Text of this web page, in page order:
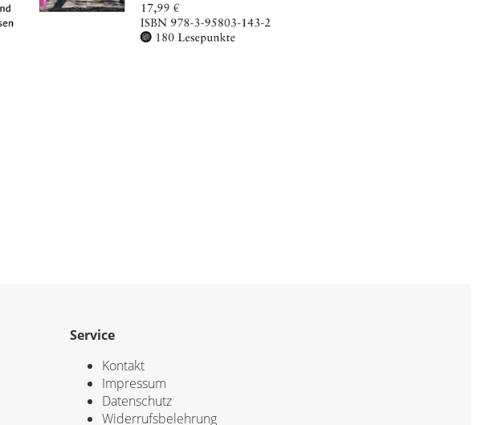
Service
Kontakt
Impressum
Datenschutz
Widerrufsbelehrung